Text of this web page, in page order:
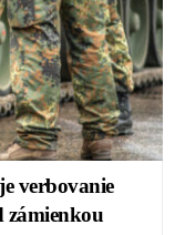
verbovanie
zámienkou